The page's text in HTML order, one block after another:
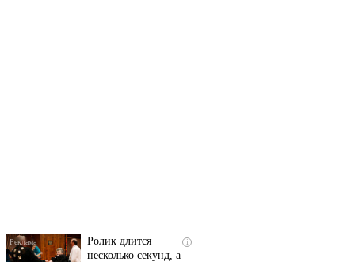
i
Ролик длится
несколько секунд, а